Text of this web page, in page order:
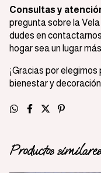
Consultas y
pregunta sobre la
dudes en
hogar sea un lugar
¡Gracias por
bienestar y
Productos similares